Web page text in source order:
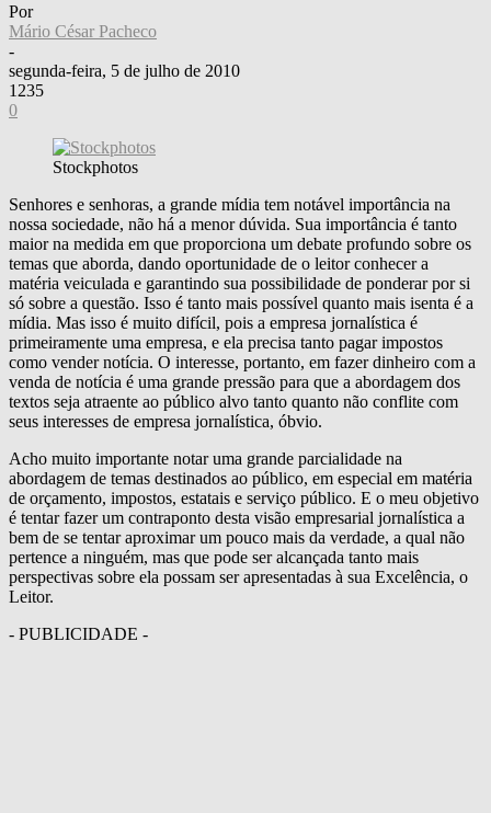
Por
Mário César Pacheco
-
segunda-feira, 5 de julho de 2010
1235
0
Stockphotos
Senhores e senhoras, a grande mídia tem notável importância na
nossa sociedade, não há a menor dúvida. Sua importância é tanto
maior na medida em que proporciona um debate profundo sobre os
temas que aborda, dando oportunidade de o leitor conhecer a
matéria veiculada e garantindo sua possibilidade de ponderar por si
só sobre a questão. Isso é tanto mais possível quanto mais isenta é a
mídia. Mas isso é muito difícil, pois a empresa jornalística é
primeiramente uma empresa, e ela precisa tanto pagar impostos
como vender notícia. O interesse, portanto, em fazer dinheiro com a
venda de notícia é uma grande pressão para que a abordagem dos
textos seja atraente ao público alvo tanto quanto não conflite com
seus interesses de empresa jornalística, óbvio.
Acho muito importante notar uma grande parcialidade na
abordagem de temas destinados ao público, em especial em matéria
de orçamento, impostos, estatais e serviço público. E o meu objetivo
é tentar fazer um contraponto desta visão empresarial jornalística a
bem de se tentar aproximar um pouco mais da verdade, a qual não
pertence a ninguém, mas que pode ser alcançada tanto mais
perspectivas sobre ela possam ser apresentadas à sua Excelência, o
Leitor.
- PUBLICIDADE -